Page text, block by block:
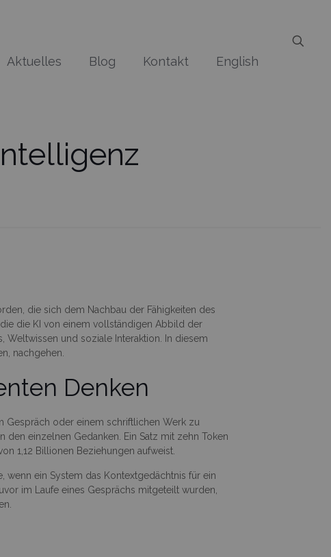
Aktuelles Blog Kontakt English
die sich dem Nachbau der Fähigkeiten des
die KI von einem vollständigen Abbild der
Weltwissen und soziale Interaktion. In diesem
nachgehen.
Denken
Gespräch oder einem schriftlichen Werk zu
einzelnen Gedanken. Ein Satz mit zehn Token
1,12 Billionen Beziehungen aufweist.
ein System das Kontextgedächtnis für ein
im Laufe eines Gesprächs mitgeteilt wurden,